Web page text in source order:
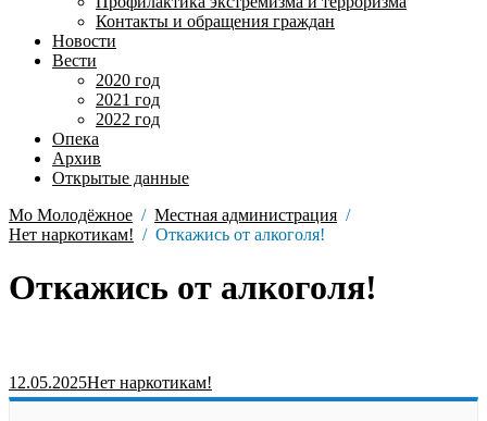
Контакты и обращения граждан
Новости
Вести
2020 год
2021 год
2022 год
Опека
Архив
Открытые данные
Мо Молодёжное
Местная администрация
Нет наркотикам!
Откажись от алкоголя!
Откажись от алкоголя!
12.05.2025Нет наркотикам!